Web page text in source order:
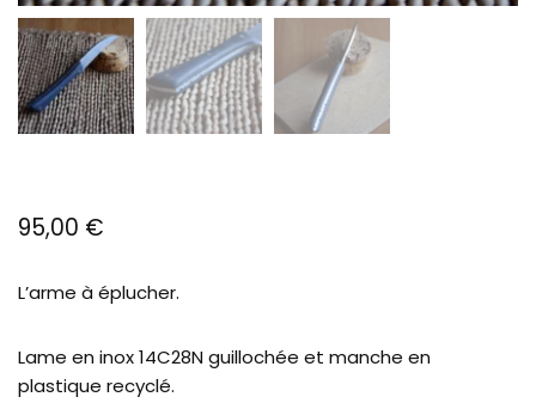
95,00 €
L’arme à éplucher.
Lame en inox 14C28N guillochée et manche en
plastique recyclé.